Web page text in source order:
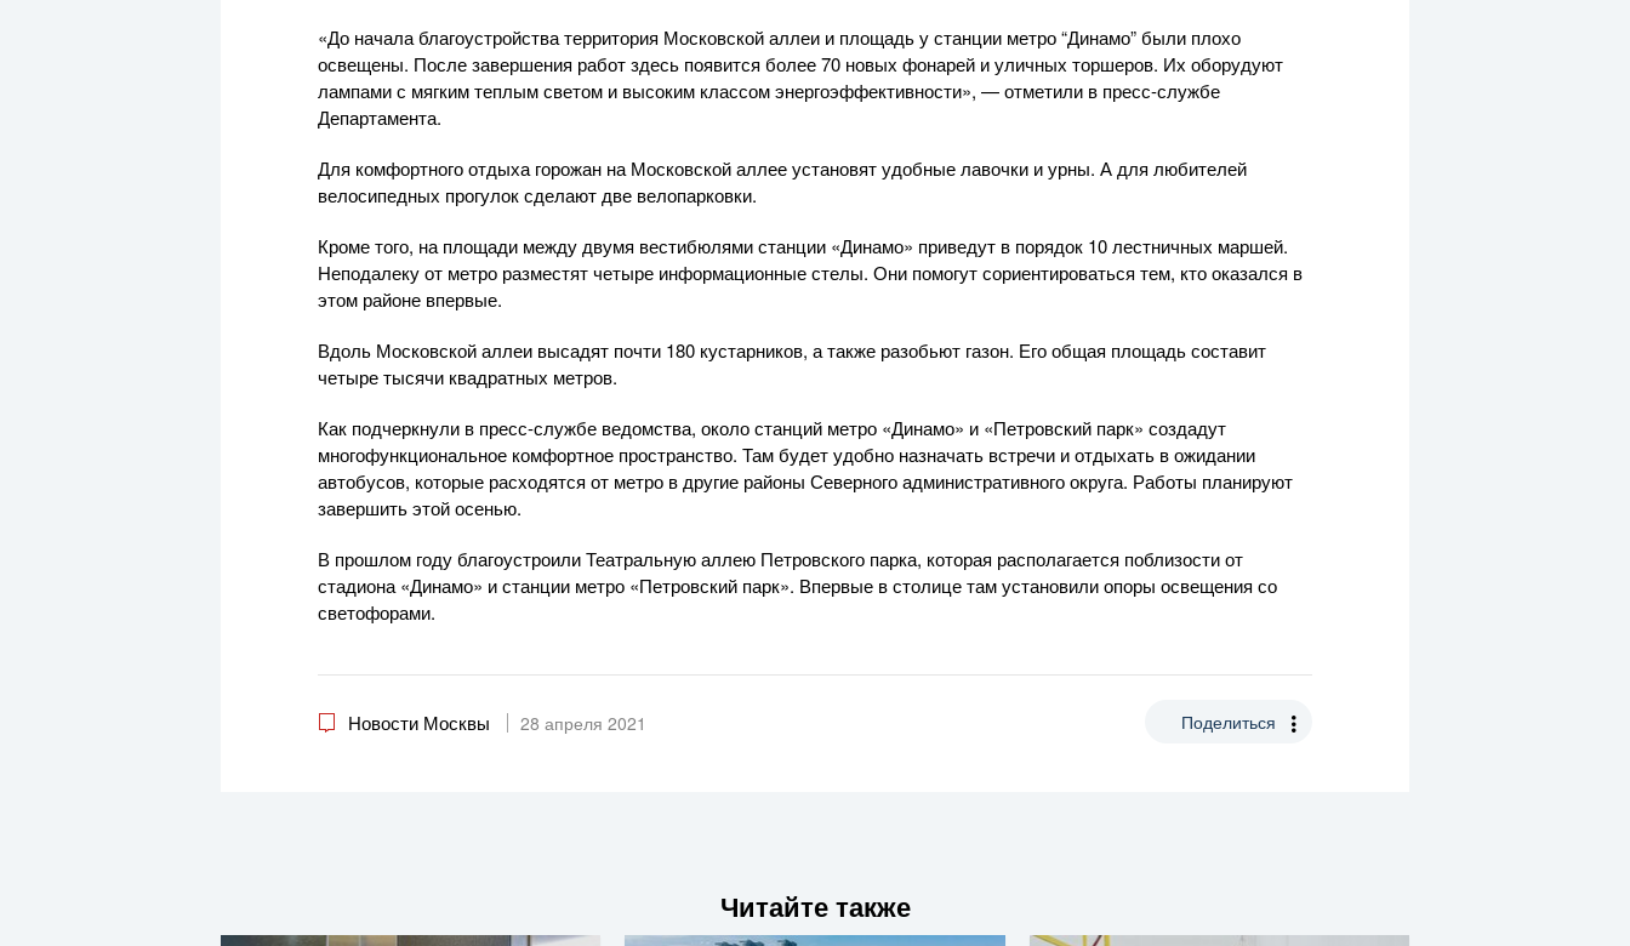
«До начала благоустройства территория Московской аллеи и площадь у станции метро “Динамо” были плохо
освещены. После завершения работ здесь появится более 70 новых фонарей и уличных торшеров. Их оборудуют
лампами с мягким теплым светом и высоким классом энергоэффективности», — отметили в пресс-службе
Департамента.
Для комфортного отдыха горожан на Московской аллее установят удобные лавочки и урны. А для любителей
велосипедных прогулок сделают две велопарковки.
Кроме того, на площади между двумя вестибюлями станции «Динамо» приведут в порядок 10 лестничных маршей.
Неподалеку от метро разместят четыре информационные стелы. Они помогут сориентироваться тем, кто оказался в
этом районе впервые.
Вдоль Московской аллеи высадят почти 180 кустарников, а также разобьют газон. Его общая площадь составит
четыре тысячи квадратных метров.
Как подчеркнули в пресс-службе ведомства, около станций метро «Динамо» и «Петровский парк» создадут
многофункциональное комфортное пространство. Там будет удобно назначать встречи и отдыхать в ожидании
автобусов, которые расходятся от метро в другие районы Северного административного округа. Работы планируют
завершить этой осенью.
В прошлом году благоустроили Театральную аллею Петровского парка, которая располагается поблизости от
стадиона «Динамо» и станции метро «Петровский парк». Впервые в столице там установили опоры освещения со
светофорами.
Новости Москвы 28 апреля 2021 Поделиться
Читайте также